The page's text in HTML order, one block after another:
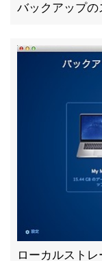
バックアップ
ローカルスト